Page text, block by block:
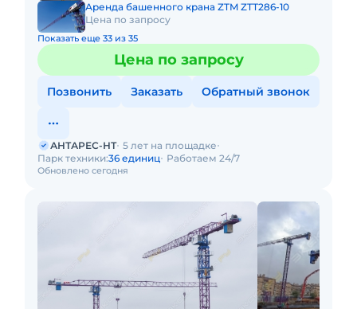
Аренда башенного крана ZTM ZTT286-10
Цена по запросу
Показать еще 33 из 35
Цена по запросу
Позвонить Заказать Обратный звонок
Обновлено сегодня
АНТАРЕС-НТ 5 лет на площадке
Парк техники:36 единиц Работаем 24/7